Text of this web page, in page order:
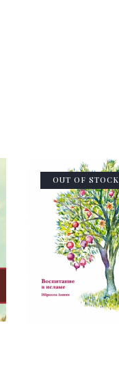
OUT OF STOCK